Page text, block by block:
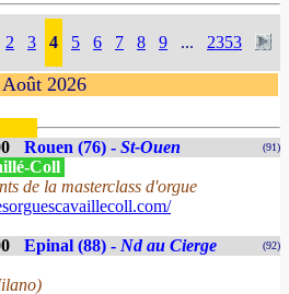
2 3 4 5 6 7 8 9 ... 2353
Août 2026
Rouen (76) - St-Ouen (91)
Coll
de la masterclass d'orgue
Epinal (88) - Nd au Cierge (92)